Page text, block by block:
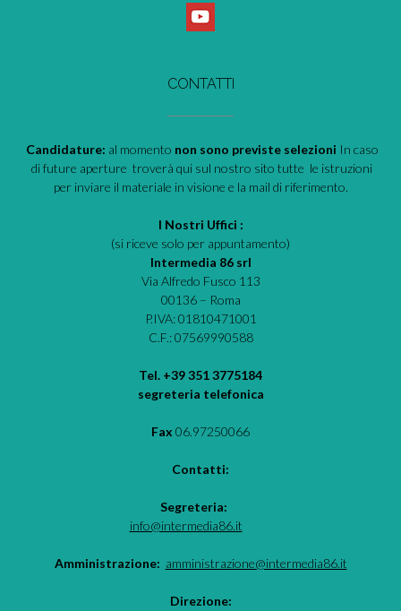
CONTATTI
Candidature: al momento non sono previste selezioni In caso
di future aperture troverà qui sul nostro sito tutte le istruzioni
per inviare il materiale in visione e la mail di riferimento.
I Nostri Uffici :
(si riceve solo per appuntamento)
Intermedia 86 srl
Via Alfredo Fusco 113
00136 – Roma
P.IVA: 01810471001
C.F.: 07569990588
Tel. +39 351 3775184
segreteria telefonica
Fax 06.97250066
Contatti:
Segreteria:
info@intermedia86.it
Amministrazione: amministrazione@intermedia86.it
Direzione: